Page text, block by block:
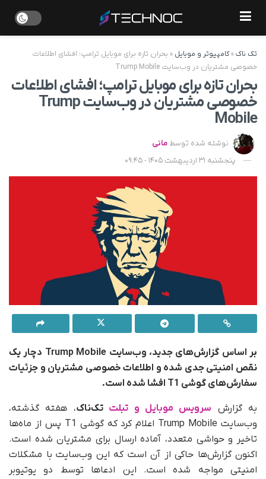
تک ناک»کامپیوتر و موبایل » بحران تازه برای موبایل ترامپ؛ افشای اطلاعات
خصوصی مشتریان در وب‌سایت Trump Mobile
بحران تازه برای موبایل ترامپ؛ افشای اطلاعات
خصوصی مشتریان در وب‌سایت Trump
Mobile
نوشته شده توسط مانی
پنجشنبه 31 اردیبهشت 1405 - 09:45
بر اساس گزارش‌های جدید، وب‌سایت Trump Mobile دچار یک
نقص امنیتی جدی شده و اطلاعات خصوصی مشتریان و جزئیات
سفارش‌های گوشی T1 افشا شده است.
به‌ گزارش سرویس موبایل و تبلت تک‌ناک، هفته گذشته،
وب‌سایت Trump Mobile اعلام کرد که گوشی T1 پس از ماه‌ها
تاخیر و حواشی متعدد، آماده ارسال برای مشتریان شده است.
اکنون گزارش‌ها حاکی از آن است که این وب‌سایت با مشکلات
امنیتی مواجه شده است. این ادعاها توسط دو یوتیوبر